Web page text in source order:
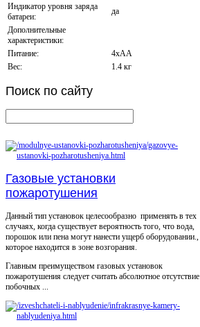
Индикатор уровня заряда
батареи:
да
Дополнительные
характеристики:
Питание:
4хAA
Вес:
1.4 кг
Поиск по сайту
Газовые установки
пожаротушения
Данный тип установок целесообразно применять в тех
случаях, когда существует вероятность того, что вода,
порошок или пена могут нанести ущерб оборудовании.,
которое находится в зоне возгорания.
Главным преимуществом газовых установок
пожаротушения следует считать абсолютное отсутствие
побочных ...